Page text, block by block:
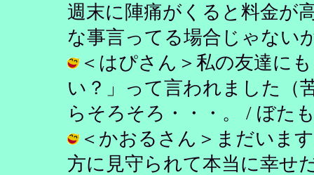
週末に陣痛がくると料金が
な事言ってる場合じゃない
＜はぴさん＞私の友達に
い？」って言われました（
らそろそろ・・・。 / ぼた
＜かおるさん＞まだいま
方に見守られて本当に幸せ